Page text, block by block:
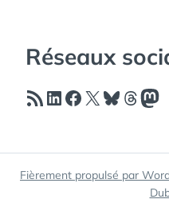
Réseaux
Flux RSSLinkedIn
Facebook
X Bluesky
Fièrement propulsé par